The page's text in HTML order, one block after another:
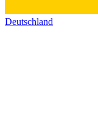
Deutschland